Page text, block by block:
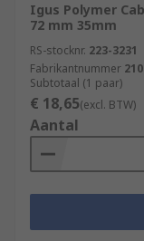
Igus Polymer
72 mm 35mm
RS-stocknr. 223-3231
Fabrikantnummer
Subtotaal (1 paar)
€ 18,65(excl. BTW)
Aantal